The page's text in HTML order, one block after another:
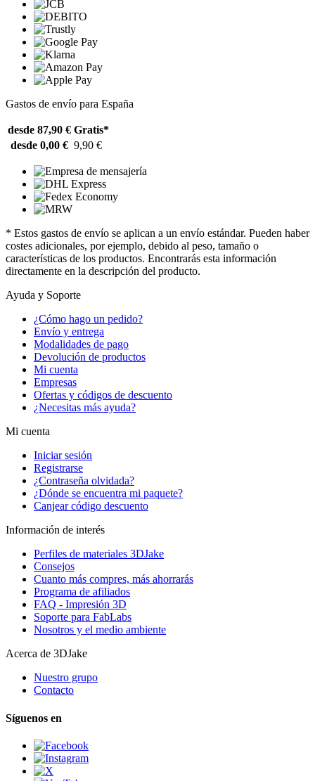
Gastos de envío para España
desde 87,90 € Gratis*
desde 0,00 € 9,90 €
* Estos gastos de envío se aplican a un envío estándar. Pueden haber
costes adicionales, por ejemplo, debido al peso, tamaño o
características de los productos. Encontrarás esta información
directamente en la descripción del producto.
Ayuda y Soporte
¿Cómo hago un pedido?
Envío y entrega
Modalidades de pago
Devolución de productos
Mi cuenta
Empresas
Ofertas y códigos de descuento
¿Necesitas más ayuda?
Mi cuenta
Iniciar sesión
Registrarse
¿Contraseña olvidada?
¿Dónde se encuentra mi paquete?
Canjear código descuento
Información de interés
Perfiles de materiales 3DJake
Consejos
Cuanto más compres, más ahorrarás
Programa de afiliados
FAQ - Impresión 3D
Soporte para FabLabs
Nosotros y el medio ambiente
Acerca de 3DJake
Nuestro grupo
Contacto
Síguenos en